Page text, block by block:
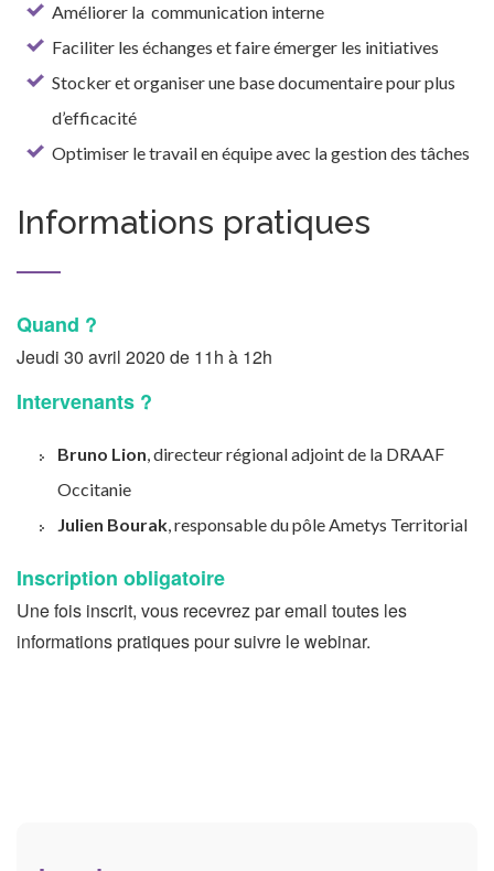
Améliorer la communication interne
Faciliter les échanges et faire émerger les initiatives
Stocker et organiser une base documentaire pour plus
d’efficacité
Optimiser le travail en équipe avec la gestion des tâches
Informations pratiques
Quand ?
Jeudi 30 avril 2020 de 11h à 12h
Intervenants ?
Bruno Lion, directeur régional adjoint de la DRAAF
Occitanie
Julien Bourak, responsable du pôle Ametys Territorial
Inscription obligatoire
Une fois inscrit, vous recevrez par email toutes les
informations pratiques pour suivre le webinar.